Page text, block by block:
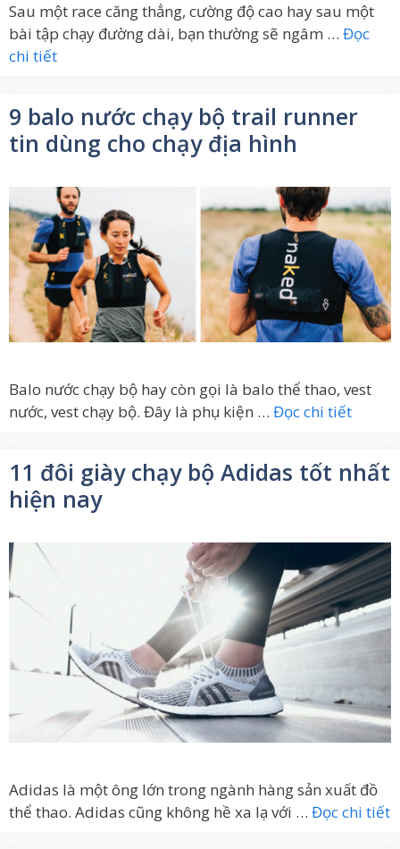
Sau một race căng thẳng, cường độ cao hay sau một
bài tập chạy đường dài, bạn thường sẽ ngâm … Đọc
chi tiết
9 balo nước chạy bộ trail runner
tin dùng cho chạy địa hình
Balo nước chạy bộ hay còn gọi là balo thể thao, vest
nước, vest chạy bộ. Đây là phụ kiện … Đọc chi tiết
11 đôi giày chạy bộ Adidas tốt nhất
hiện nay
Adidas là một ông lớn trong ngành hàng sản xuất đồ
thể thao. Adidas cũng không hề xa lạ với … Đọc chi tiết